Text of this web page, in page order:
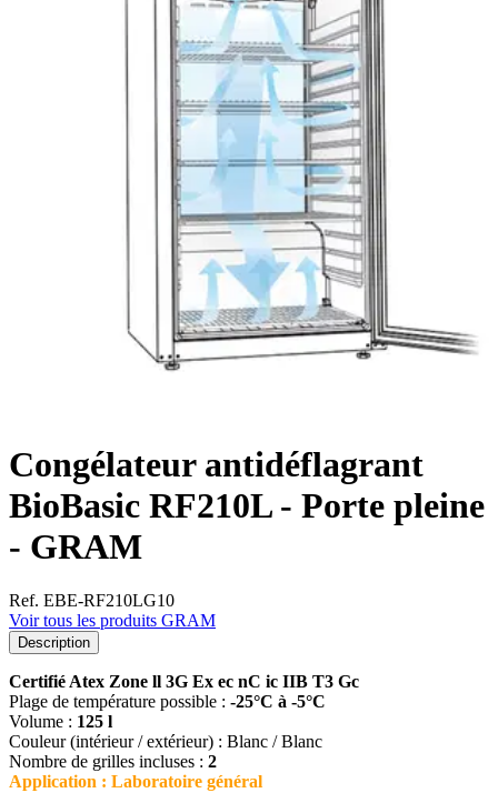
Congélateur antidéflagrant
BioBasic RF210L - Porte pleine
- GRAM
Ref. EBE-RF210LG10
Voir tous les produits GRAM
Description
Certifié Atex Zone ll 3G Ex ec nC ic IIB T3 Gc
Plage de température possible : -25°C à -5°C
Volume : 125 l
Couleur (intérieur / extérieur) : Blanc / Blanc
Nombre de grilles incluses : 2
Application : Laboratoire général